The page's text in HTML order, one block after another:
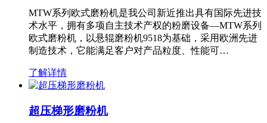
MTW系列欧式磨粉机是我公司新近推出具有国际先进技
术水平，拥有多项自主技术产权的粉磨设备—MTW系列
欧式磨粉机，以悬辊磨粉机9518为基础，采用欧洲先进
制造技术，它能满足客户对产品粒度、性能可…
了解详情
超压梯形磨粉机